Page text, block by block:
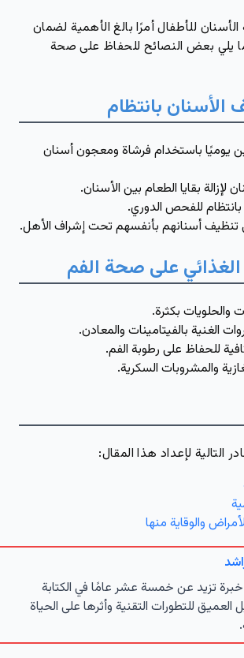
للأطفال أمرًا بالغ الأهمية لضمان
يلي بعض النصائح للحفاظ على صحة
الأسنان بانتظام
يوميًا باستخدام فرشاة ومعجون أسنان
بقايا الطعام بين الأسنان.
للفحص الدوري.
تنظيف أسنانهم بأنفسهم تحت إشراف الأهل.
الغذائي على صحة الفم
والحلويات بكثرة.
الغنية بالفيتامينات والمعادن.
للحفاظ على رطوبة الفم.
والمشروبات السكرية.
التالية لإعداد هذا المقال:
والوقاية منها
تزيد عن خمسة عشر عامًا في الكتابة
العميق للتطورات التقنية وأثرها على الحياة